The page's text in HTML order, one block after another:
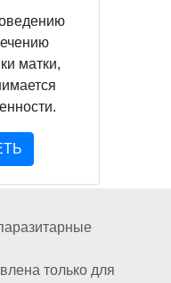
матки,
только для